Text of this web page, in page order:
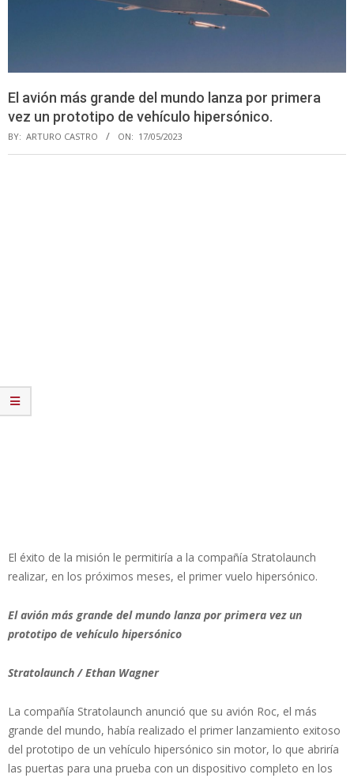
El avión más grande del mundo lanza por primera
vez un prototipo de vehículo hipersónico.
BY: ARTURO CASTRO ON: 17/05/2023
El éxito de la misión le permitiría a la compañía Stratolaunch
realizar, en los próximos meses, el primer vuelo hipersónico.
El avión más grande del mundo lanza por primera vez un
prototipo de vehículo hipersónico
Stratolaunch / Ethan Wagner
La compañía Stratolaunch anunció que su avión Roc, el más
grande del mundo, había realizado el primer lanzamiento exitoso
del prototipo de un vehículo hipersónico sin motor, lo que abriría
las puertas para una prueba con un dispositivo completo en los